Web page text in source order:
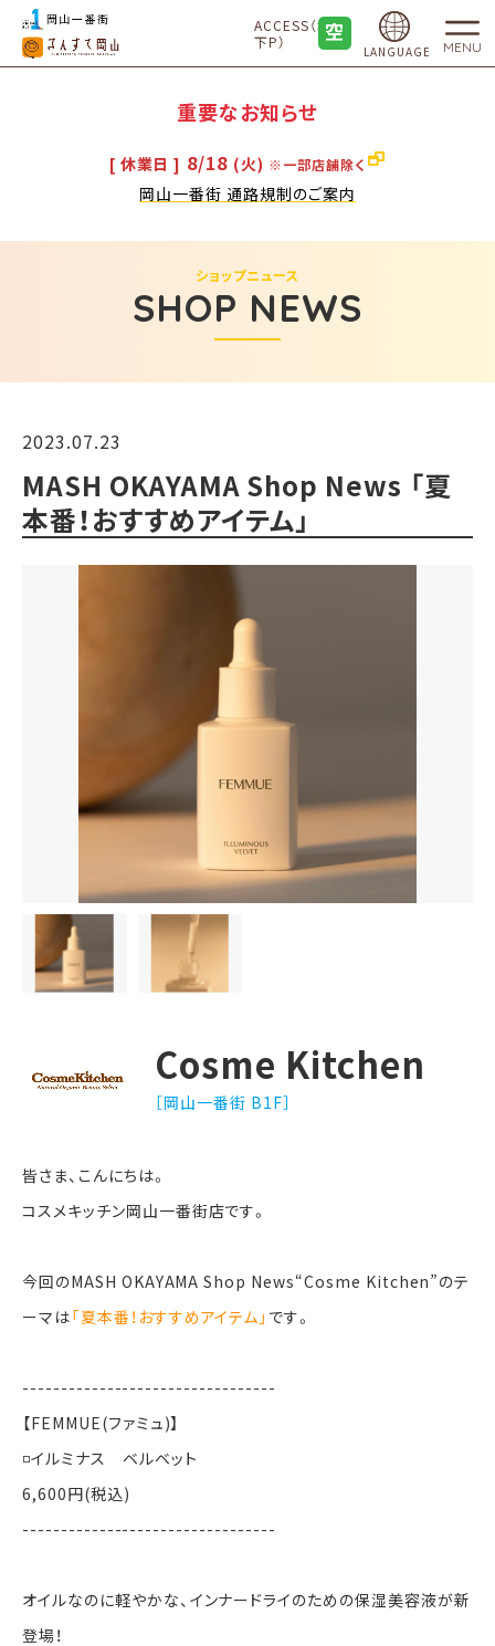
ACCESS（地
下P）
LANGUAGE MENU
重要なお知らせ
[ 休業日 ] 8/18 (火) ※一部店舗除く
岡山一番街 通路規制のご案内
SHOP NEWS
ショップニュース
2023.07.23
MASH OKAYAMA Shop News 「夏
本番！おすすめアイテム」
Cosme Kitchen
［岡山一番街 B1F］
皆さま、こんにちは。
コスメキッチン岡山一番街店です。
今回のMASH OKAYAMA Shop News“Cosme Kitchen”のテ
ーマは「夏本番！おすすめアイテム」 です。
---------------------------------
【FEMMUE(ファミュ)】
◽️イルミナス ベルベット
6,600円(税込)
---------------------------------
オイルなのに軽やかな、インナードライのための保湿美容液が新
登場！